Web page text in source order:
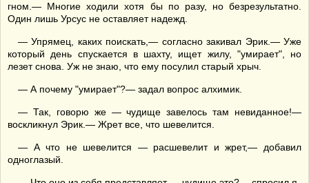
гном.— Многие ходили хотя бы по разу, но безрезультатно.
Один лишь Урсус не оставляет надежд.
— Упрямец, каких поискать,— согласно закивал Эрик.— Уже
который день спускается в шахту, ищет жилу, "умирает", но
лезет снова. Уж не знаю, что ему посулил старый хрыч.
— А почему "умирает"?— задал вопрос алхимик.
— Так, говорю же — чудище завелось там невиданное!—
воскликнул Эрик.— Жрет все, что шевелится.
— А что не шевелится — расшевелит и жрет,— добавил
одноглазый.